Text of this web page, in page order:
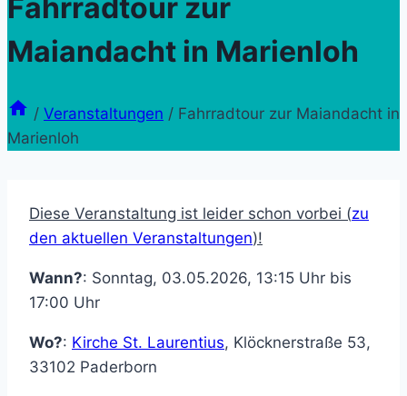
Fahrradtour zur
Maiandacht in Marienloh
/ Veranstaltungen / Fahrradtour zur Maiandacht in
Marienloh
Diese Veranstaltung ist leider schon vorbei (zu
den aktuellen Veranstaltungen)!
Wann?: Sonntag, 03.05.2026, 13:15 Uhr bis
17:00 Uhr
Wo?: Kirche St. Laurentius, Klöcknerstraße 53,
33102 Paderborn